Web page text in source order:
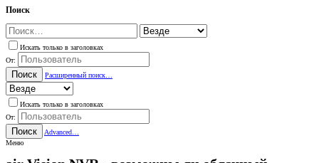
Поиск
Искать только в заголовках
От:
Поиск Расширенный поиск…
Искать только в заголовках
От:
Поиск
Advanced…
Меню